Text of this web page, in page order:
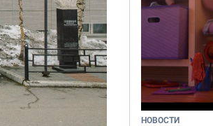
НОВОСТИ